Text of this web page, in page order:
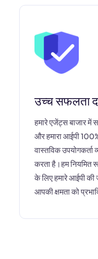
उच्च सफलता
हमारे एजेंट्स बाजार में
और हमारा आईपी
वास्तविक
करता है।हम नियमित
के लिए हमारे आईपी
आपकी क्षमता को